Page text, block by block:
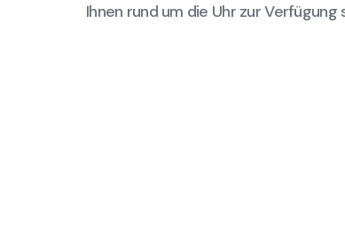
Ihnen rund um die Uhr zur Verfügung